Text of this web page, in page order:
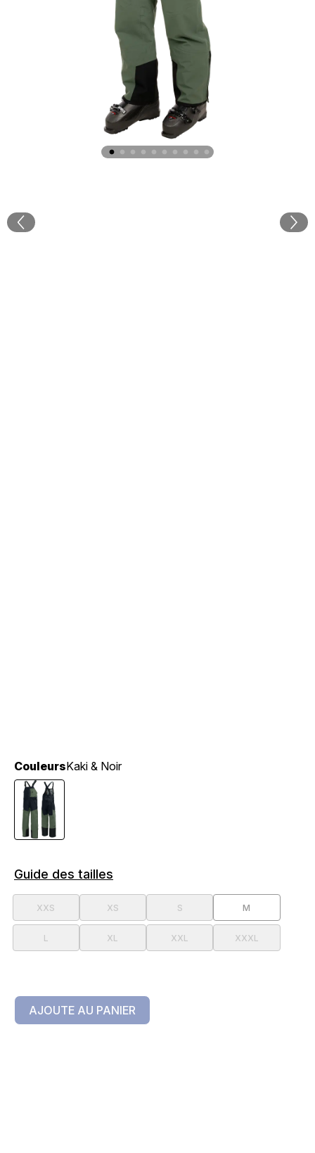
CouleursKaki & Noir
Guide des tailles
XXS XS S M
L XL XXL XXXL
AJOUTE AU PANIER